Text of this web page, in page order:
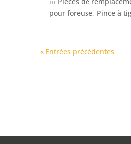
pour foreuse Pince à
« Entrées précédentes